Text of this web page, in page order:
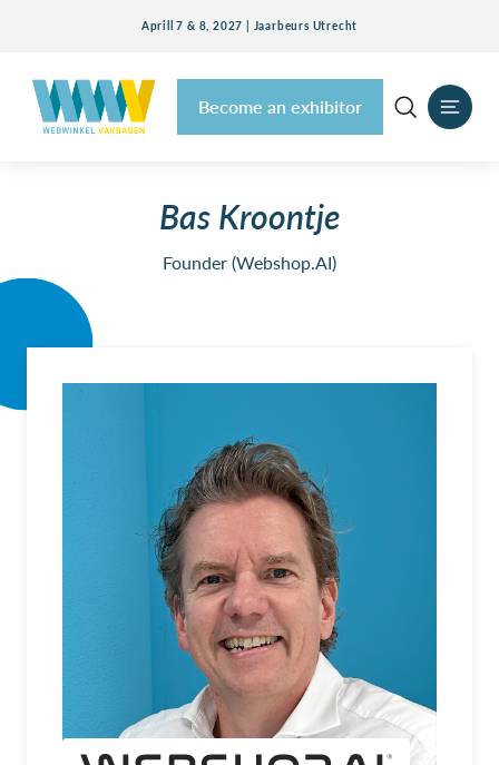
Aprill 7 & 8, 2027 | Jaarbeurs Utrecht
Become an exhibitor
Bas Kroontje
Founder (Webshop.AI)